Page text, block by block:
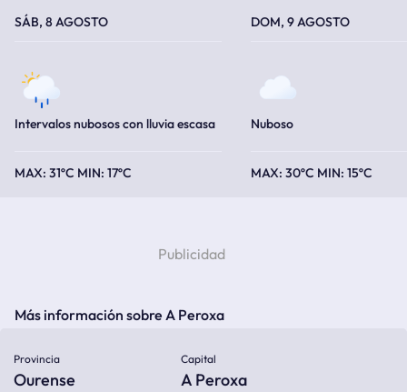
SÁB, 8 AGOSTO
Intervalos nubosos con lluvia escasa
31ºC 17ºC
DOM, 9 AGOSTO
Nuboso
30ºC 15ºC
Más información sobre A Peroxa
Provincia
Ourense
Capital
A Peroxa